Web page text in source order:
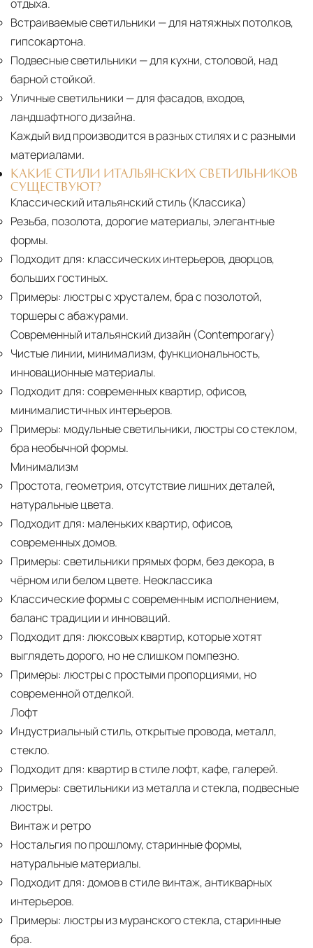
отдыха.
Встраиваемые светильники — для натяжных потолков,
гипсокартона.
Подвесные светильники — для кухни, столовой, над
барной стойкой.
Уличные светильники — для фасадов, входов,
ландшафтного дизайна.
Каждый вид производится в разных стилях и с разными
материалами.
КАКИЕ СТИЛИ ИТАЛЬЯНСКИХ СВЕТИЛЬНИКОВ
СУЩЕСТВУЮТ?
Классический итальянский стиль (Классика)
Резьба, позолота, дорогие материалы, элегантные
формы.
Подходит для: классических интерьеров, дворцов,
больших гостиных.
Примеры: люстры с хрусталем, бра с позолотой,
торшеры с абажурами.
Современный итальянский дизайн (Contemporary)
Чистые линии, минимализм, функциональность,
инновационные материалы.
Подходит для: современных квартир, офисов,
минималистичных интерьеров.
Примеры: модульные светильники, люстры со стеклом,
бра необычной формы.
Минимализм
Простота, геометрия, отсутствие лишних деталей,
натуральные цвета.
Подходит для: маленьких квартир, офисов,
современных домов.
Примеры: светильники прямых форм, без декора, в
чёрном или белом цвете. Неоклассика
Классические формы с современным исполнением,
баланс традиции и инноваций.
Подходит для: люксовых квартир, которые хотят
выглядеть дорого, но не слишком помпезно.
Примеры: люстры с простыми пропорциями, но
современной отделкой.
Лофт
Индустриальный стиль, открытые провода, металл,
стекло.
Подходит для: квартир в стиле лофт, кафе, галерей.
Примеры: светильники из металла и стекла, подвесные
люстры.
Винтаж и ретро
Ностальгия по прошлому, старинные формы,
натуральные материалы.
Подходит для: домов в стиле винтаж, антикварных
интерьеров.
Примеры: люстры из муранского стекла, старинные
бра.